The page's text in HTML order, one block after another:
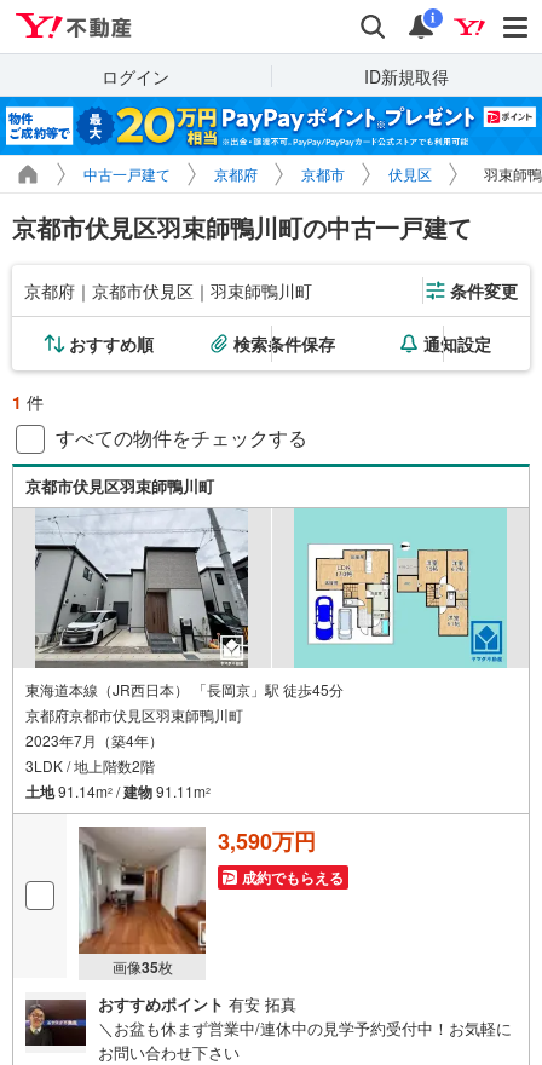
検索 通知
i
ログイン ID新規取得
中古一戸建て 京都府 京都市 伏見区 羽束師
京都市伏見区羽束師鴨川町の中古一戸建て
京都府｜京都市伏見区｜羽束師鴨川町 条件変更
おすすめ順 検索条件保存 通知設定
1 件
すべての物件をチェックする
京都市伏見区羽束師鴨川町
東海道本線（JR西日本） 「長岡京」駅 徒歩45分
京都府京都市伏見区羽束師鴨川町
2023年7月（築4年）
3LDK / 地上階数2階
土地91.14m2 /建物91.11m2
画像35枚
3,590万円
成約でもらえる
おすすめポイント 有安 拓真
＼お盆も休まず営業中/連休中の見学予約受付中！お気軽に
お問い合わせ下さい